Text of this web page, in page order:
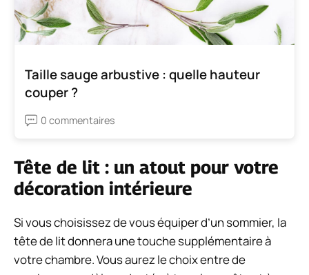
Taille sauge arbustive : quelle hauteur
couper ?
0 commentaires
Tête de lit : un atout pour votre
décoration intérieure
Si vous choisissez de vous équiper d’un sommier, la
tête de lit donnera une touche supplémentaire à
votre chambre. Vous aurez le choix entre de